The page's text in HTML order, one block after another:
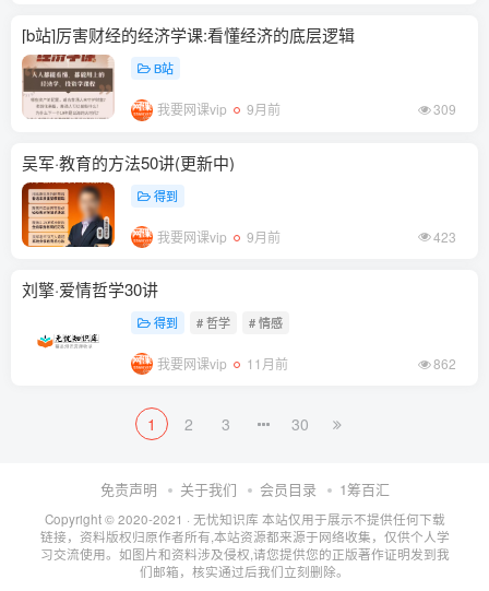
[b站]厉害财经的经济学课:看懂经济的底层逻辑
B站
我要网课vip 9月前 309
吴军·教育的方法50讲(更新中)
得到
我要网课vip 9月前 423
刘擎·爱情哲学30讲
得到 # 哲学 # 情感
我要网课vip 11月前 862
1 2 3 30
免责声明 关于我们 会员目录 1筹百汇
Copyright © 2020-2021 · 无忧知识库 本站仅用于展示不提供任何下载
链接，资料版权归原作者所有,本站资源都来源于网络收集，仅供个人学
习交流使用。如图片和资料涉及侵权,请您提供您的正版著作证明发到我
们邮箱，核实通过后我们立刻删除。